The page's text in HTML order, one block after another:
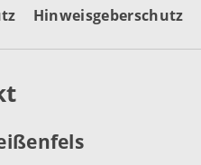
Hinweisgeberschutz